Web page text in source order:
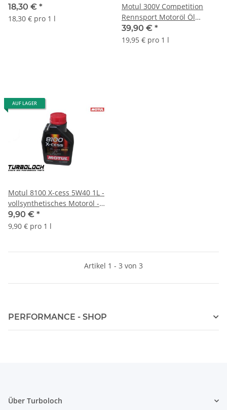
18,30 € *
18,30 € pro 1 l
Motul 300V Competition
Rennsport Motoröl Öl
15W50 - 2L 104244
39,90 € *
19,95 € pro 1 l
AUF LAGER
Motul 8100 X-cess 5W40 1L -
vollsynthetisches Motoröl -
BMW MB Porsche VW
(102784)
9,90 € *
9,90 € pro 1 l
Artikel 1 - 3 von 3
PERFORMANCE - SHOP
Über Turboloch